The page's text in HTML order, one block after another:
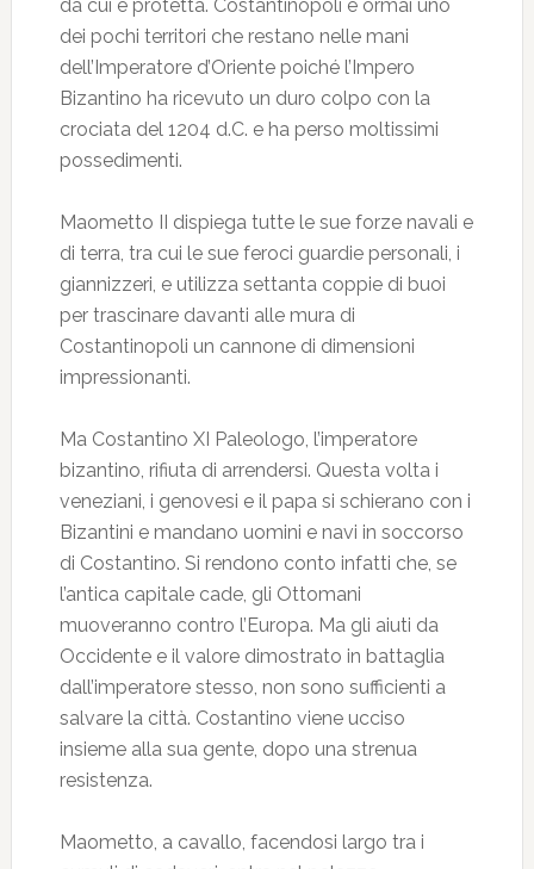
da cui è protetta. Costantinopoli è ormai uno
dei pochi territori che restano nelle mani
dell’Imperatore d’Oriente poiché l’Impero
Bizantino ha ricevuto un duro colpo con la
crociata del 1204 d.C. e ha perso moltissimi
possedimenti.
Maometto II dispiega tutte le sue forze navali e
di terra, tra cui le sue feroci guardie personali, i
giannizzeri, e utilizza settanta coppie di buoi
per trascinare davanti alle mura di
Costantinopoli un cannone di dimensioni
impressionanti.
Ma Costantino XI Paleologo, l’imperatore
bizantino, rifiuta di arrendersi. Questa volta i
veneziani, i genovesi e il papa si schierano con i
Bizantini e mandano uomini e navi in soccorso
di Costantino. Si rendono conto infatti che, se
l’antica capitale cade, gli Ottomani
muoveranno contro l’Europa. Ma gli aiuti da
Occidente e il valore dimostrato in battaglia
dall’imperatore stesso, non sono sufficienti a
salvare la città. Costantino viene ucciso
insieme alla sua gente, dopo una strenua
resistenza.
Maometto, a cavallo, facendosi largo tra i